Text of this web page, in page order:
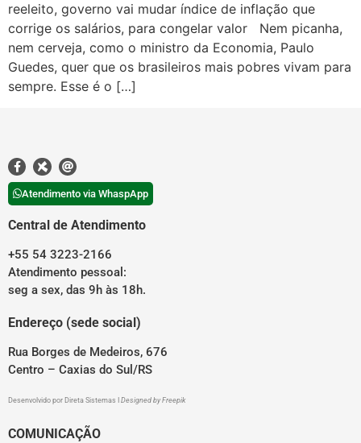
reeleito, governo vai mudar índice de inflação que
corrige os salários, para congelar valor Nem picanha,
nem cerveja, como o ministro da Economia, Paulo
Guedes, quer que os brasileiros mais pobres vivam para
sempre. Esse é o […]
Atendimento via WhaspApp
Central de Atendimento
+55 54 3223-2166
Atendimento pessoal:
seg a sex, das 9h às 18h.
Endereço (sede social)
Rua Borges de Medeiros, 676
Centro – Caxias do Sul/RS
Desenvolvido por Direta Sistemas Designed by Freepik
COMUNICAÇÃO